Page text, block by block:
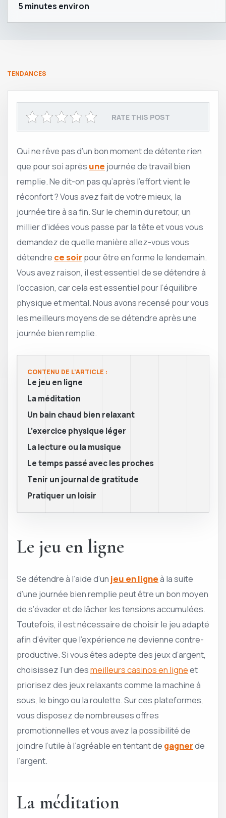
5 minutes environ
TENDANCES
RATE THIS POST
Qui ne rêve pas d’un bon moment de détente rien
que pour soi après une journée de travail bien
remplie. Ne dit-on pas qu’après l’effort vient le
réconfort ? Vous avez fait de votre mieux, la
journée tire à sa fin. Sur le chemin du retour, un
millier d’idées vous passe par la tête et vous vous
demandez de quelle manière allez-vous vous
détendre ce soir pour être en forme le lendemain.
Vous avez raison, il est essentiel de se détendre à
l’occasion, car cela est essentiel pour l’équilibre
physique et mental. Nous avons recensé pour vous
les meilleurs moyens de se détendre après une
journée bien remplie.
CONTENU DE L'ARTICLE :
Le jeu en ligne
La méditation
Un bain chaud bien relaxant
L’exercice physique léger
La lecture ou la musique
Le temps passé avec les proches
Tenir un journal de gratitude
Pratiquer un loisir
Le jeu en ligne
Se détendre à l’aide d’un jeu en ligneà la suite
d’une journée bien remplie peut être un bon moyen
de s’évader et de lâcher les tensions accumulées.
Toutefois, il est nécessaire de choisir le jeu adapté
afin d’éviter que l’expérience ne devienne contre-
productive. Si vous êtes adepte des jeux d’argent,
choisissez l’un desmeilleurs casinos en ligneet
priorisez des jeux relaxants comme la machine à
sous, le bingo ou la roulette. Sur ces plateformes,
vous disposez de nombreuses offres
promotionnelles et vous avez la possibilité de
joindre l’utile à l’agréable en tentant de gagnerde
l’argent.
La méditation